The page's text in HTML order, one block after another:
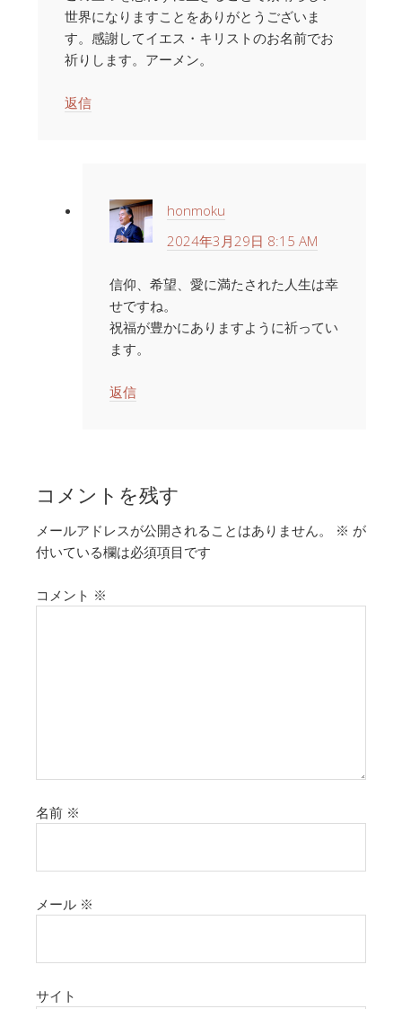
世界になりますことをありがとうございま
す。感謝してイエス・キリストのお名前でお
祈りします。アーメン。
返信
honmoku
2024年3月29日 8:15 AM
信仰、希望、愛に満たされた人生は幸
せですね。
祝福が豊かにありますように祈ってい
ます。
返信
コメントを残す
メールアドレスが公開されることはありません。 ※ が
付いている欄は必須項目です
コメント ※
名前 ※
メール ※
サイト